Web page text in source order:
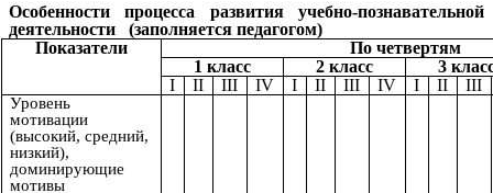
Особенности процесса развития учебно-познавательной
деятельности (заполняется педагогом)
Показатели
По четвертям
1 класс
2 класс
3
I
II III IV I II III IV I II III
Уровень
мотивации
(высокий, средний,
низкий),
доминирующие
мотивы